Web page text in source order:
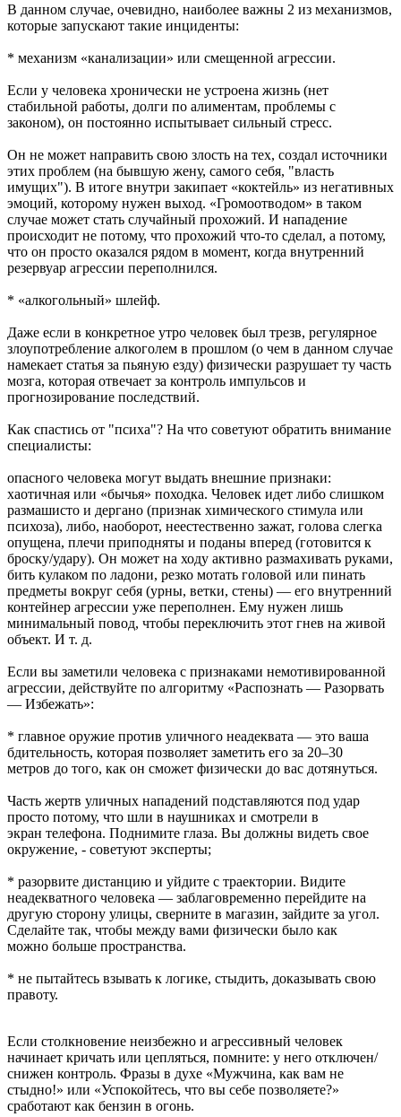
В данном случае, очевидно, наиболее важны 2 из механизмов,
которые запускают такие инциденты:
* механизм «канализации» или смещенной агрессии.
Если у человека хронически не устроена жизнь (нет
стабильной работы, долги по алиментам, проблемы с
законом), он постоянно испытывает сильный стресс.
Он не может направить свою злость на тех, создал источники
этих проблем (на бывшую жену, самого себя, "власть
имущих"). В итоге внутри закипает «коктейль» из негативных
эмоций, которому нужен выход. «Громоотводом» в таком
случае может стать случайный прохожий. И нападение
происходит не потому, что прохожий что-то сделал, а потому,
что он просто оказался рядом в момент, когда внутренний
резервуар агрессии переполнился.
* «алкогольный» шлейф.
Даже если в конкретное утро человек был трезв, регулярное
злоупотребление алкоголем в прошлом (о чем в данном случае
намекает статья за пьяную езду) физически разрушает ту часть
мозга, которая отвечает за контроль импульсов и
прогнозирование последствий.
Как спастись от "психа"? На что советуют обратить внимание
специалисты:
опасного человека могут выдать внешние признаки:
хаотичная или «бычья» походка. Человек идет либо слишком
размашисто и дергано (признак химического стимула или
психоза), либо, наоборот, неестественно зажат, голова слегка
опущена, плечи приподняты и поданы вперед (готовится к
броску/удару). Он может на ходу активно размахивать руками,
бить кулаком по ладони, резко мотать головой или пинать
предметы вокруг себя (урны, ветки, стены) — его внутренний
контейнер агрессии уже переполнен. Ему нужен лишь
минимальный повод, чтобы переключить этот гнев на живой
объект. И т. д.
Если вы заметили человека с признаками немотивированной
агрессии, действуйте по алгоритму «Распознать — Разорвать
— Избежать»:
* главное оружие против уличного неадеквата — это ваша
бдительность, которая позволяет заметить его за 20–30
метров до того, как он сможет физически до вас дотянуться.
Часть жертв уличных нападений подставляются под удар
просто потому, что шли в наушниках и смотрели в
экран телефона. Поднимите глаза. Вы должны видеть свое
окружение, - советуют эксперты;
* разорвите дистанцию и уйдите с траектории. Видите
неадекватного человека — заблаговременно перейдите на
другую сторону улицы, сверните в магазин, зайдите за угол.
Сделайте так, чтобы между вами физически было как
можно больше пространства.
* не пытайтесь взывать к логике, стыдить, доказывать свою
правоту.
Если столкновение неизбежно и агрессивный человек
начинает кричать или цепляться, помните: у него отключен/
снижен контроль. Фразы в духе «Мужчина, как вам не
стыдно!» или «Успокойтесь, что вы себе позволяете?»
сработают как бензин в огонь.